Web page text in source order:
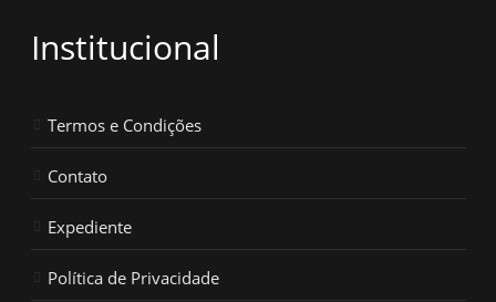
Institucional
Termos e Condições
Contato
Expediente
Política de Privacidade